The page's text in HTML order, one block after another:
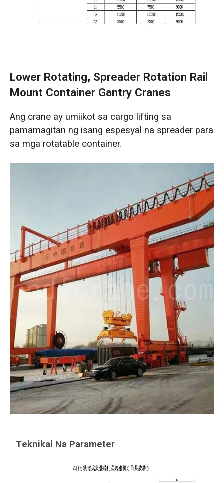
Lower Rotating, Spreader Rotation Rail
Mount Container Gantry Cranes
Ang crane ay umiikot sa cargo lifting sa
pamamagitan ng isang espesyal na spreader para
sa mga rotatable container.
Teknikal Na Parameter